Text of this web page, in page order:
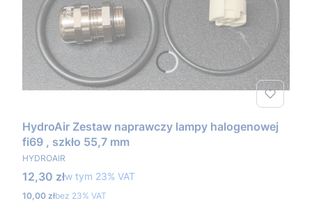
HydroAir Zestaw naprawczy lampy halogenowej
fi69 , szkło 55,7 mm
PRODUCENT
HYDROAIR
Cena brutto
12,30 złw tym %s VAT
w tym 23% VAT
Cena netto
10,00 złbez 23% VAT